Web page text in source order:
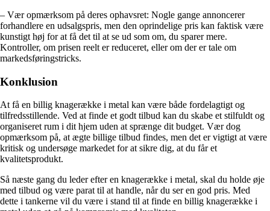
– Vær opmærksom på deres ophavsret: Nogle gange annoncerer
forhandlere en udsalgspris, men den oprindelige pris kan faktisk være
kunstigt høj for at få det til at se ud som om, du sparer mere.
Kontroller, om prisen reelt er reduceret, eller om der er tale om
markedsføringstricks.
Konklusion
At få en billig knagerække i metal kan være både fordelagtigt og
tilfredsstillende. Ved at finde et godt tilbud kan du skabe et stilfuldt og
organiseret rum i dit hjem uden at sprænge dit budget. Vær dog
opmærksom på, at ægte billige tilbud findes, men det er vigtigt at være
kritisk og undersøge markedet for at sikre dig, at du får et
kvalitetsprodukt.
Så næste gang du leder efter en knagerække i metal, skal du holde øje
med tilbud og være parat til at handle, når du ser en god pris. Med
dette i tankerne vil du være i stand til at finde en billig knagerække i